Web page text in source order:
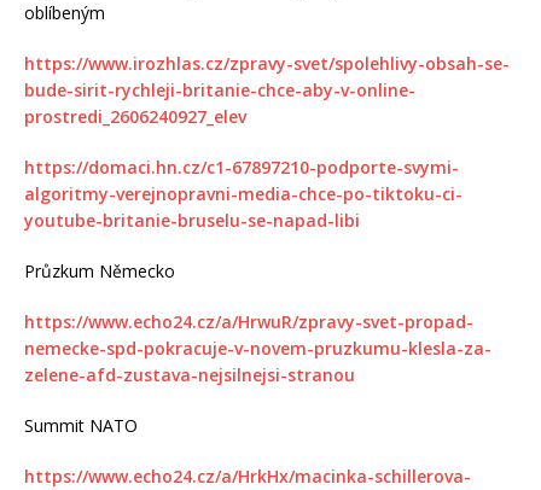
oblíbeným
https://www.irozhlas.cz/zpravy-svet/spolehlivy-obsah-se-
bude-sirit-rychleji-britanie-chce-aby-v-online-
prostredi_2606240927_elev
https://domaci.hn.cz/c1-67897210-podporte-svymi-
algoritmy-verejnopravni-media-chce-po-tiktoku-ci-
youtube-britanie-bruselu-se-napad-libi
Průzkum Německo
https://www.echo24.cz/a/HrwuR/zpravy-svet-propad-
nemecke-spd-pokracuje-v-novem-pruzkumu-klesla-za-
zelene-afd-zustava-nejsilnejsi-stranou
Summit NATO
https://www.echo24.cz/a/HrkHx/macinka-schillerova-